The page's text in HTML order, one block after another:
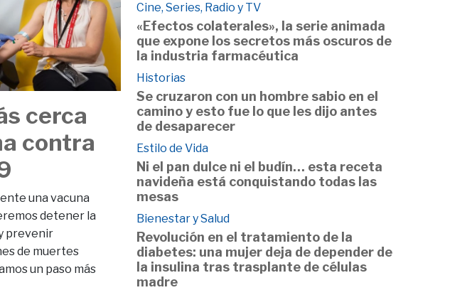
cerca
contra
una vacuna
detener la
prevenir
de muertes
un paso más
Cine, Series, Radio y TV
«Efectos colaterales», la serie animada
que expone los secretos más oscuros de
la industria farmacéutica
Historias
Se cruzaron con un hombre sabio en el
camino y esto fue lo que les dijo antes
de desaparecer
Estilo de Vida
Ni el pan dulce ni el budín… esta receta
navideña está conquistando todas las
mesas
Bienestar y Salud
Revolución en el tratamiento de la
diabetes: una mujer deja de depender de
la insulina tras trasplante de células
madre